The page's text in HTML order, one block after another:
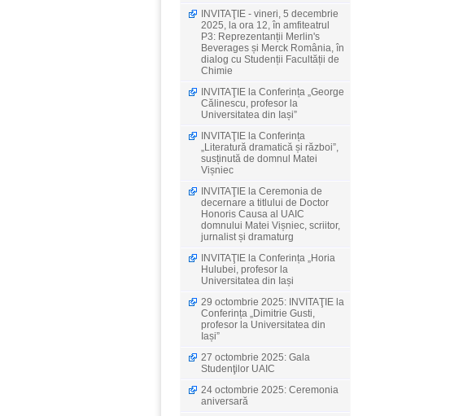
INVITAŢIE - vineri, 5 decembrie
2025, la ora 12, în amfiteatrul
P3: Reprezentanții Merlin's
Beverages și Merck România, în
dialog cu Studenții Facultății de
Chimie
INVITAŢIE la Conferința „George
Călinescu, profesor la
Universitatea din Iași”
INVITAŢIE la Conferința
„Literatură dramatică și război”,
susținută de domnul Matei
Vișniec
INVITAŢIE la Ceremonia de
decernare a titlului de Doctor
Honoris Causa al UAIC
domnului Matei Vișniec, scriitor,
jurnalist și dramaturg
INVITAŢIE la Conferința „Horia
Hulubei, profesor la
Universitatea din Iași
29 octombrie 2025: INVITAŢIE la
Conferința „Dimitrie Gusti,
profesor la Universitatea din
Iași”
27 octombrie 2025: Gala
Studenţilor UAIC
24 octombrie 2025: Ceremonia
aniversară